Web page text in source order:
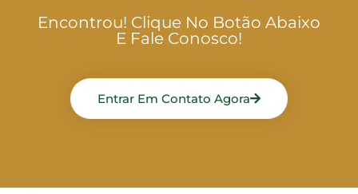
Encontrou! Clique No Botão Abaixo
E Fale Conosco!
Entrar Em Contato Agora